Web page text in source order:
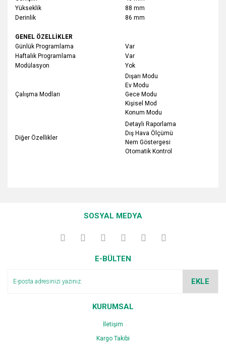
Yükseklik
88 mm
Derinlik
86 mm
GENEL ÖZELLİKLER
Günlük Programlama
Var
Haftalık Programlama
Var
Modülasyon
Yok
Çalışma Modları
Dışarı Modu
Ev Modu
Gece Modu
Kişisel Mod
Konum Modu
Diğer Özellikler
Detaylı Raporlama
Dış Hava Ölçümü
Nem Göstergesi
Otomatik Kontrol
Yorum Yaz
Görüş ve önerileriniz için teşekkür ederiz.
Ürün açıklamasında eksik bilgiler bulunuyor.
Bu ürüne benzer farklı alternatifler olmalı.
SOSYAL MEDYA
E-BÜLTEN
EKLE
KURUMSAL
İletişim
Kargo Takibi